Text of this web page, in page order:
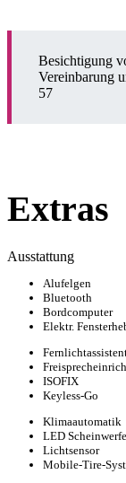
Besichtigung
Vereinbarung
57
Extras
Ausstattung
Alufelgen
Bluetooth
Bordcomputer
Elektr.
ISOFIX
Keyless-Go
Klimaautomatik
LED
Lichtsensor
Mobile-Tire-